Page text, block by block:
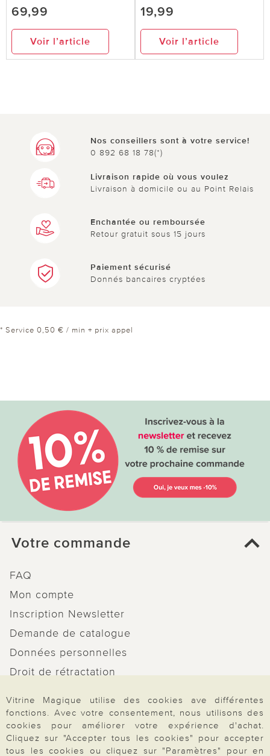
69,99
Voir l’article
19,99
Voir l’article
Nos conseillers sont à votre service!
0 892 68 18 78(*)
Livraison rapide où vous voulez
Livraison à domicile ou au Point Relais
Enchantée ou remboursée
Retour gratuit sous 15 jours
Paiement sécurisé
Donnés bancaires cryptées
* Service 0,50 € / min + prix appel
Votre commande
FAQ
Mon compte
Inscription Newsletter
Demande de catalogue
Données personnelles
Droit de rétractation
Vitrine Magique utilise des cookies ave différentes
fonctions. Avec votre consentement, nous utilisons des
cookies pour améliorer votre expérience d'achat.
Cliquez sur "Accepter tous les cookies" pour accepter
tous les cookies ou cliquez sur "Paramètres" pour en